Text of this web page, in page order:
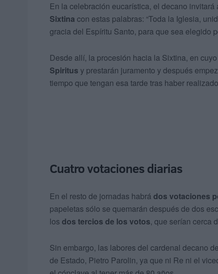
En la celebración eucarística, el decano invitará
Sixtina con estas palabras: “Toda la Iglesia,
gracia del Espíritu Santo, para que sea elegido
Desde allí, la procesión hacia la Sixtina, en
Spiritus y prestarán juramento y después
tiempo que tengan esa tarde tras haber
Cuatro votaciones diarias
En el resto de jornadas habrá dos votaciones
papeletas sólo se quemarán después de dos
los dos tercios de los votos, que serían cerca
Sin embargo, las labores del cardenal decano
de Estado, Pietro Parolin, ya que ni Re ni el